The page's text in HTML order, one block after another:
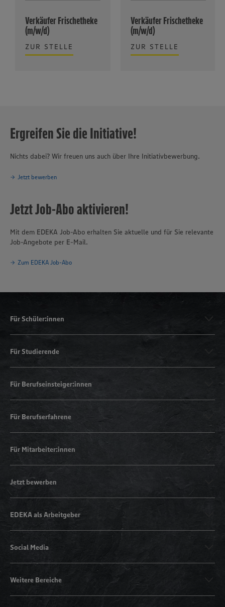
Verkäufer Frischetheke
(m/w/d)
ZUR STELLE
Verkäufer Frischetheke
(m/w/d)
ZUR STELLE
Ergreifen Sie die Initiative!
Nichts dabei? Wir freuen uns auch über Ihre Initiativbewerbung.
Jetzt bewerben
Jetzt Job-Abo aktivieren!
Mit dem EDEKA Job-Abo erhalten Sie aktuelle und für Sie relevante
Job-Angebote per E-Mail.
Zum EDEKA Job-Abo
Für Schüler:innen
Für Studierende
Für Berufseinsteiger:innen
Für Berufserfahrene
Für Mitarbeiter:innen
Jetzt bewerben
EDEKA als Arbeitgeber
Social Media
Weitere Bereiche